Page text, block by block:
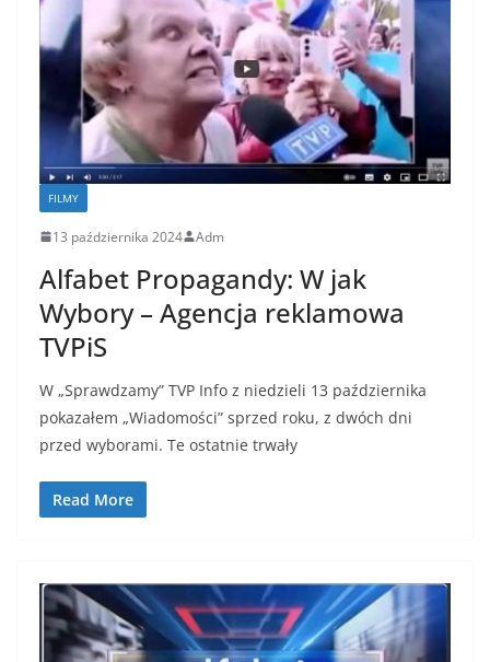
FILMY
13 października 2024 Adm
Alfabet Propagandy: W jak
Wybory – Agencja reklamowa
TVPiS
W „Sprawdzamy” TVP Info z niedzieli 13 października
pokazałem „Wiadomości” sprzed roku, z dwóch dni
przed wyborami. Te ostatnie trwały
Read More